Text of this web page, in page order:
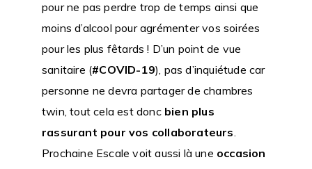
pour ne pas perdre trop de temps ainsi que
moins d’alcool pour agrémenter vos soirées
pour les plus fêtards ! D’un point de vue
sanitaire (#COVID-19), pas d’inquiétude car
personne ne devra partager de chambres
twin, tout cela est donc bien plus
rassurant pour vos collaborateurs
Prochaine Escale voit aussi là une occasion